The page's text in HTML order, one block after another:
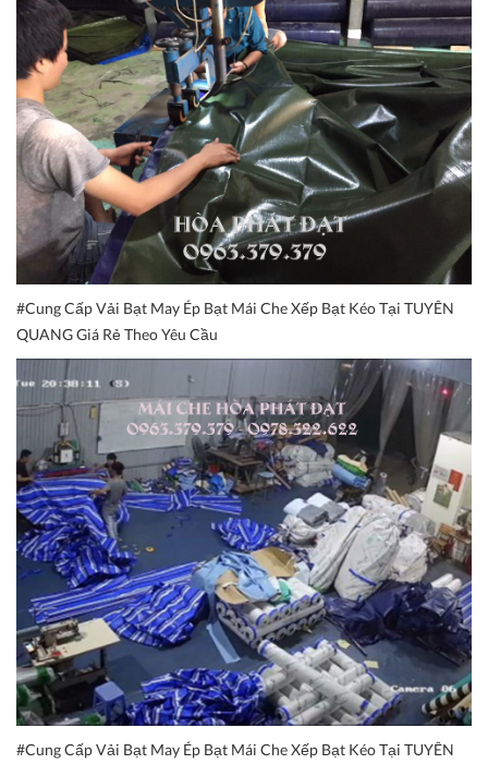
#Cung Cấp Vải Bạt May Ép Bạt Mái Che Xếp Bạt Kéo Tại TUYÊN
QUANG Giá Rẻ Theo Yêu Cầu
#Cung Cấp Vải Bạt May Ép Bạt Mái Che Xếp Bạt Kéo Tại TUYÊN